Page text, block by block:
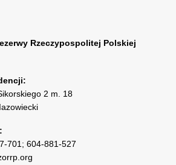
Rzeczypospolitej Polskiej
2 m. 18
701; 604-881-527